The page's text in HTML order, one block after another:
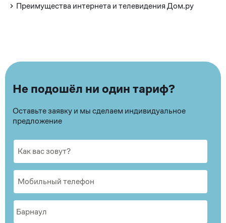
Преимущества интернета и телевидения Дом.ру
Не подошёл ни один тариф?
Оставьте заявку и мы сделаем индивидуальное
предложение